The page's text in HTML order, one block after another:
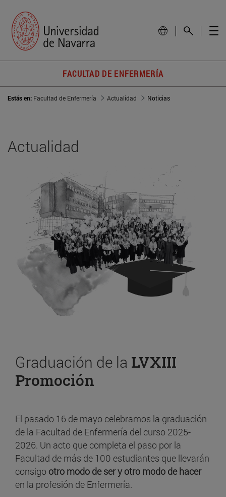
FACULTAD DE ENFERMERÍA
Estás en: Facultad de Enfermería Actualidad Noticias
Actualidad
Graduación de la LVXIII
Promoción
El pasado 16 de mayo celebramos la graduación
de la Facultad de Enfermería del curso 2025-
2026. Un acto que completa el paso por la
Facultad de más de 100 estudiantes que llevarán
consigo otro modo de ser y otro modo de hacer
en la profesión de Enfermería.